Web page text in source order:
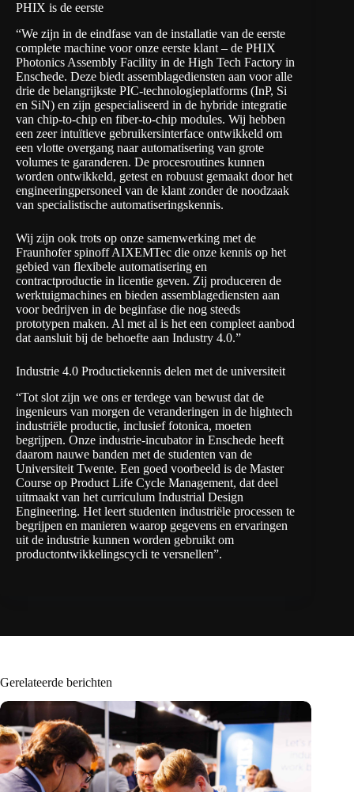
PHIX is de eerste
“We zijn in de eindfase van de installatie van de eerste
complete machine voor onze eerste klant – de PHIX
Photonics Assembly Facility in de High Tech Factory in
Enschede. Deze biedt assemblagediensten aan voor alle
drie de belangrijkste PIC-technologieplatforms (InP, Si
en SiN) en zijn gespecialiseerd in de hybride integratie
van chip-to-chip en fiber-to-chip modules. Wij hebben
een zeer intuïtieve gebruikersinterface ontwikkeld om
een vlotte overgang naar automatisering van grote
volumes te garanderen. De procesroutines kunnen
worden ontwikkeld, getest en robuust gemaakt door het
engineeringpersoneel van de klant zonder de noodzaak
van specialistische automatiseringskennis.
Wij zijn ook trots op onze samenwerking met de
Fraunhofer spinoffAIXEMTec die onze kennis op het
gebied van flexibele automatisering en
contractproductie in licentie geven. Zij produceren de
werktuigmachines en bieden assemblagediensten aan
voor bedrijven in de beginfase die nog steeds
prototypen maken. Al met al is het een compleet aanbod
dat aansluit bij de behoefte aan Industry 4.0.”
Industrie 4.0 Productiekennis delen met de universiteit
“Tot slot zijn we ons er terdege van bewust dat de
ingenieurs van morgen de veranderingen in de hightech
industriële productie, inclusief fotonica, moeten
begrijpen. Onze industrie-incubator in Enschede heeft
daarom nauwe banden met de studenten van de
Universiteit Twente. Een goed voorbeeld is de Master
Course op Product Life Cycle Management, dat deel
uitmaakt van het curriculum Industrial Design
Engineering. Het leert studenten industriële processen te
begrijpen en manieren waarop gegevens en ervaringen
uit de industrie kunnen worden gebruikt om
productontwikkelingscycli te versnellen”.
Gerelateerde berichten